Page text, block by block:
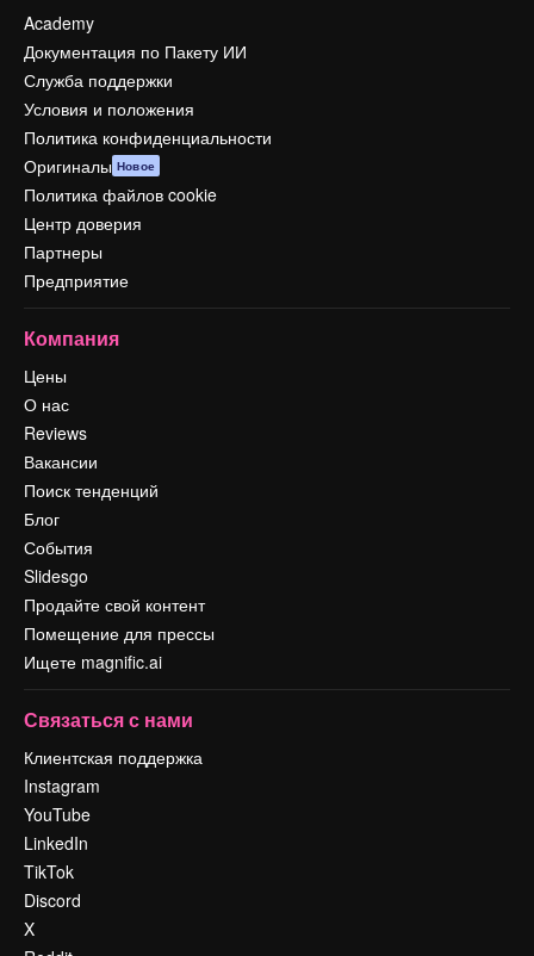
Academy
Документация по Пакету ИИ
Служба поддержки
Условия и положения
Политика конфиденциальности
Оригиналы Новое
Политика файлов cookie
Центр доверия
Партнеры
Предприятие
Компания
Цены
О нас
Reviews
Вакансии
Поиск тенденций
Блог
События
Slidesgo
Продайте свой контент
Помещение для прессы
Ищете magnific.ai
Связаться с нами
Клиентская поддержка
Instagram
YouTube
LinkedIn
TikTok
Discord
X